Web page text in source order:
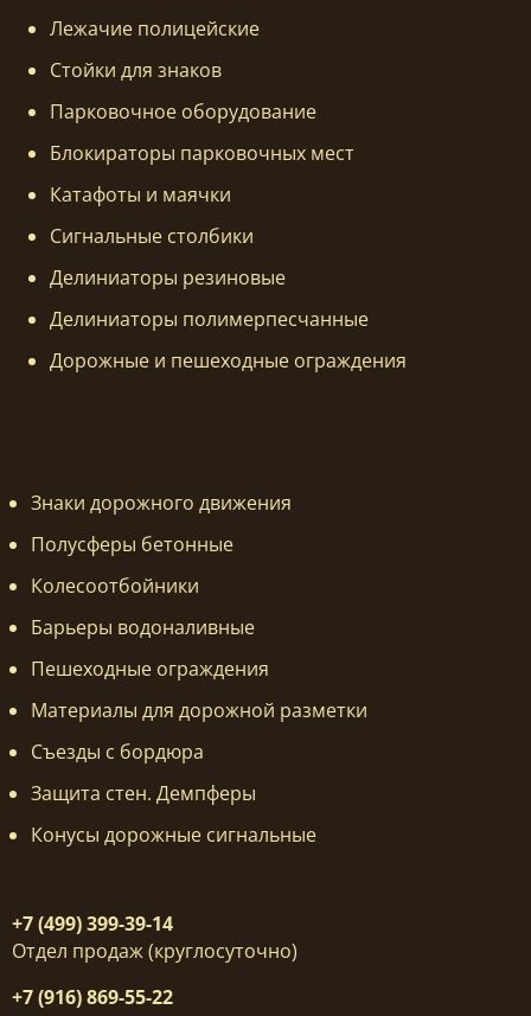
Лежачие полицейские
Стойки для знаков
Парковочное оборудование
Блокираторы парковочных мест
Катафоты и маячки
Сигнальные столбики
Делиниаторы резиновые
Делиниаторы полимерпесчанные
Дорожные и пешеходные ограждения
Знаки дорожного движения
Полусферы бетонные
Колесоотбойники
Барьеры водоналивные
Пешеходные ограждения
Материалы для дорожной разметки
Съезды с бордюра
Защита стен. Демпферы
Конусы дорожные сигнальные
+7 (499) 399-39-14
Отдел продаж (круглосуточно)
+7 (916) 869-55-22